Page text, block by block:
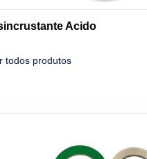
Acido
todos produtos